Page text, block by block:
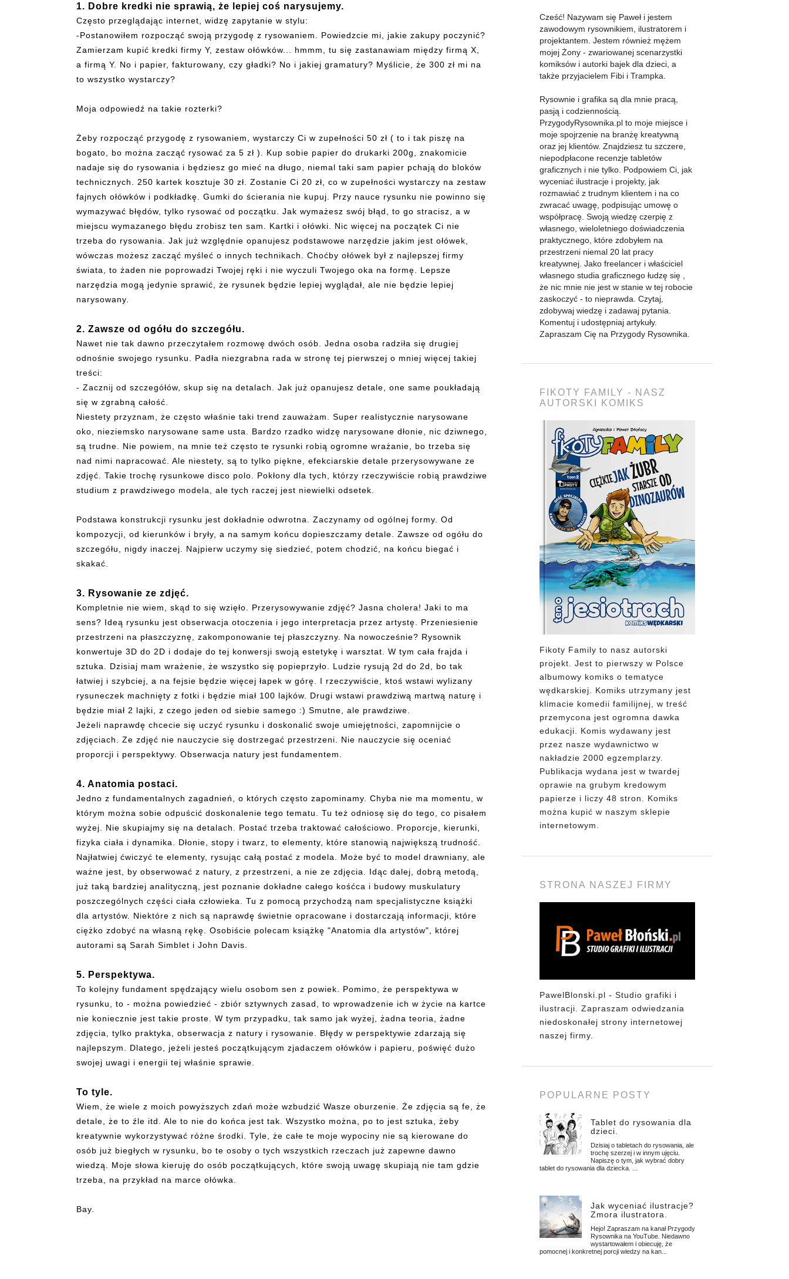
1. Dobre kredki nie sprawią, że lepiej coś narysujemy.
Często przeglądając internet, widzę zapytanie w stylu:
-Postanowiłem rozpocząć swoją przygodę z rysowaniem. Powiedzcie mi, jakie zakupy poczynić?
Zamierzam kupić kredki firmy Y, zestaw ołówków... hmmm, tu się zastanawiam między firmą X,
a firmą Y. No i papier, fakturowany, czy gładki? No i jakiej gramatury? Myślicie, że 300 zł mi na
to wszystko wystarczy?
Moja odpowiedź na takie rozterki?
Żeby rozpocząć przygodę z rysowaniem, wystarczy Ci w zupełności 50 zł ( to i tak piszę na
bogato, bo można zacząć rysować za 5 zł ). Kup sobie papier do drukarki 200g, znakomicie
nadaje się do rysowania i będziesz go mieć na długo, niemal taki sam papier pchają do bloków
technicznych. 250 kartek kosztuje 30 zł. Zostanie Ci 20 zł, co w zupełności wystarczy na zestaw
fajnych ołówków i podkładkę. Gumki do ścierania nie kupuj. Przy nauce rysunku nie powinno się
wymazywać błędów, tylko rysować od początku. Jak wymażesz swój błąd, to go stracisz, a w
miejscu wymazanego błędu zrobisz ten sam. Kartki i ołówki. Nic więcej na początek Ci nie
trzeba do rysowania. Jak już względnie opanujesz podstawowe narzędzie jakim jest ołówek,
wówczas możesz zacząć myśleć o innych technikach. Choćby ołówek był z najlepszej firmy
świata, to żaden nie poprowadzi Twojej ręki i nie wyczuli Twojego oka na formę. Lepsze
narzędzia mogą jedynie sprawić, że rysunek będzie lepiej wyglądał, ale nie będzie lepiej
narysowany.
2. Zawsze od ogółu do szczegółu.
Nawet nie tak dawno przeczytałem rozmowę dwóch osób. Jedna osoba radziła się drugiej
odnośnie swojego rysunku. Padła niezgrabna rada w stronę tej pierwszej o mniej więcej takiej
treści:
- Zacznij od szczegółów, skup się na detalach. Jak już opanujesz detale, one same poukładają
się w zgrabną całość.
Niestety przyznam, że często właśnie taki trend zauważam. Super realistycznie narysowane
oko, nieziemsko narysowane same usta. Bardzo rzadko widzę narysowane dłonie, nic dziwnego,
są trudne. Nie powiem, na mnie też często te rysunki robią ogromne wrażanie, bo trzeba się
nad nimi napracować. Ale niestety, są to tylko piękne, efekciarskie detale przerysowywane ze
zdjęć. Takie trochę rysunkowe disco polo. Pokłony dla tych, którzy rzeczywiście robią prawdziwe
studium z prawdziwego modela, ale tych raczej jest niewielki odsetek.
Podstawa konstrukcji rysunku jest dokładnie odwrotna. Zaczynamy od ogólnej formy. Od
kompozycji, od kierunków i bryły, a na samym końcu dopieszczamy detale. Zawsze od ogółu do
szczegółu, nigdy inaczej. Najpierw uczymy się siedzieć, potem chodzić, na końcu biegać i
skakać.
3. Rysowanie ze zdjęć.
Kompletnie nie wiem, skąd to się wzięło. Przerysowywanie zdjęć? Jasna cholera! Jaki to ma
sens? Ideą rysunku jest obserwacja otoczenia i jego interpretacja przez artystę. Przeniesienie
przestrzeni na płaszczyznę, zakomponowanie tej płaszczyzny. Na nowocześnie? Rysownik
konwertuje 3D do 2D i dodaje do tej konwersji swoją estetykę i warsztat. W tym cała frajda i
sztuka. Dzisiaj mam wrażenie, że wszystko się popieprzyło. Ludzie rysują 2d do 2d, bo tak
łatwiej i szybciej, a na fejsie będzie więcej łapek w górę. I rzeczywiście, ktoś wstawi wylizany
rysuneczek machnięty z fotki i będzie miał 100 lajków. Drugi wstawi prawdziwą martwą naturę i
będzie miał 2 lajki, z czego jeden od siebie samego :) Smutne, ale prawdziwe.
Jeżeli naprawdę chcecie się uczyć rysunku i doskonalić swoje umiejętności, zapomnijcie o
zdjęciach. Ze zdjęć nie nauczycie się dostrzegać przestrzeni. Nie nauczycie się oceniać
proporcji i perspektywy. Obserwacja natury jest fundamentem.
4. Anatomia postaci.
Jedno z fundamentalnych zagadnień, o których często zapominamy. Chyba nie ma momentu, w
którym można sobie odpuścić doskonalenie tego tematu. Tu też odniosę się do tego, co pisałem
wyżej. Nie skupiajmy się na detalach. Postać trzeba traktować całościowo. Proporcje, kierunki,
fizyka ciała i dynamika. Dłonie, stopy i twarz, to elementy, które stanowią największą trudność.
Najłatwiej ćwiczyć te elementy, rysując całą postać z modela. Może być to model drawniany, ale
ważne jest, by obserwować z natury, z przestrzeni, a nie ze zdjęcia. Idąc dalej, dobrą metodą,
już taką bardziej analityczną, jest poznanie dokładne całego kośćca i budowy muskulatury
poszczególnych części ciała człowieka. Tu z pomocą przychodzą nam specjalistyczne książki
dla artystów. Niektóre z nich są naprawdę świetnie opracowane i dostarczają informacji, które
ciężko zdobyć na własną rękę. Osobiście polecam książkę "Anatomia dla artystów", której
autorami są Sarah Simblet i John Davis.
5. Perspektywa.
To kolejny fundament spędzający wielu osobom sen z powiek. Pomimo, że perspektywa w
rysunku, to - można powiedzieć - zbiór sztywnych zasad, to wprowadzenie ich w życie na kartce
nie koniecznie jest takie proste. W tym przypadku, tak samo jak wyżej, żadna teoria, żadne
zdjęcia, tylko praktyka, obserwacja z natury i rysowanie. Błędy w perspektywie zdarzają się
najlepszym. Dlatego, jeżeli jesteś początkującym zjadaczem ołówków i papieru, poświęć dużo
swojej uwagi i energii tej właśnie sprawie.
To tyle.
Wiem, że wiele z moich powyższych zdań może wzbudzić Wasze oburzenie. Że zdjęcia są fe, że
detale, że to źle itd. Ale to nie do końca jest tak. Wszystko można, po to jest sztuka, żeby
kreatywnie wykorzystywać różne środki. Tyle, że całe te moje wypociny nie są kierowane do
osób już biegłych w rysunku, bo te osoby o tych wszystkich rzeczach już zapewne dawno
wiedzą. Moje słowa kieruję do osób początkujących, które swoją uwagę skupiają nie tam gdzie
trzeba, na przykład na marce ołówka.
Bay.
Cześć! Nazywam się Paweł i jestem
zawodowym rysownikiem, ilustratorem i
projektantem. Jestem również mężem
mojej Żony - zwariowanej scenarzystki
komiksów i autorki bajek dla dzieci, a
także przyjacielem Fibi i Trampka.
Rysownie i grafika są dla mnie pracą,
pasją i codziennością.
PrzygodyRysownika.pl to moje miejsce i
moje spojrzenie na branżę kreatywną
oraz jej klientów. Znajdziesz tu szczere,
niepodpłacone recenzje tabletów
graficznych i nie tylko. Podpowiem Ci, jak
wyceniać ilustracje i projekty, jak
rozmawiać z trudnym klientem i na co
zwracać uwagę, podpisując umowę o
współpracę. Swoją wiedzę czerpię z
własnego, wieloletniego doświadczenia
praktycznego, które zdobyłem na
przestrzeni niemal 20 lat pracy
kreatywnej. Jako freelancer i właściciel
własnego studia graficznego łudzę się ,
że nic mnie nie jest w stanie w tej robocie
zaskoczyć - to nieprawda. Czytaj,
zdobywaj wiedzę i zadawaj pytania.
Komentuj i udostępniaj artykuły.
Zapraszam Cię na Przygody Rysownika.
FIKOTY FAMILY - NASZ
AUTORSKI KOMIKS
Fikoty Family to nasz autorski
projekt. Jest to pierwszy w Polsce
albumowy komiks o tematyce
wędkarskiej. Komiks utrzymany jest
klimacie komedii familijnej, w treść
przemycona jest ogromna dawka
edukacji. Komis wydawany jest
przez nasze wydawnictwo w
nakładzie 2000 egzemplarzy.
Publikacja wydana jest w twardej
oprawie na grubym kredowym
papierze i liczy 48 stron. Komiks
można kupić w naszym sklepie
internetowym.
STRONA NASZEJ FIRMY
PawelBlonski.pl - Studio grafiki i
ilustracji. Zapraszam odwiedzania
niedoskonałej strony internetowej
naszej firmy.
POPULARNE POSTY
Tablet do rysowania dla
dzieci.
Dzisiaj o tabletach do rysowania, ale
trochę szerzej i w innym ujęciu.
Napiszę o tym, jak wybrać dobry
tablet do rysowania dla dziecka. ...
Jak wyceniać ilustracje?
Zmora ilustratora.
Hejo! Zapraszam na kanał Przygody
Rysownika na YouTube. Niedawno
wystartowałem i obiecuję, że
pomocnej i konkretnej porcji wiedzy na kan...